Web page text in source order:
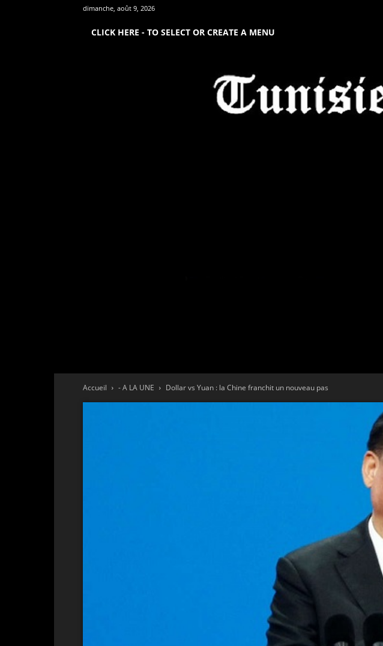
dimanche, août 9, 2026
CLICK HERE - TO SELECT OR CREATE A MENU
Accueil - A LA UNE Dollar vs Yuan : la Chine franchit un nouveau pas